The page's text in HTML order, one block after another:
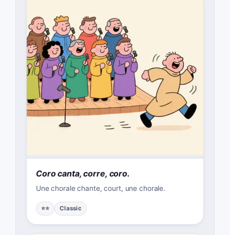
Coro canta, corre, coro.
Une chorale chante, court, une chorale.
⭐⭐ Classic